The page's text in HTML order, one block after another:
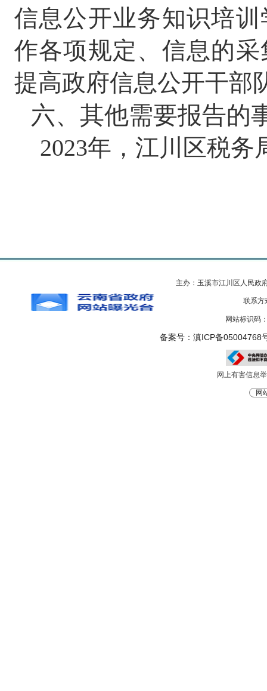
信息公开业务知识培
作各项规定、信息的
提高政府信息公开干部
六、其他需要报告的
2023年，江川区税务
主办：玉溪市江川区人民
联系方
网站标识码
备案号：滇ICP备05004768
网上有害信息
网